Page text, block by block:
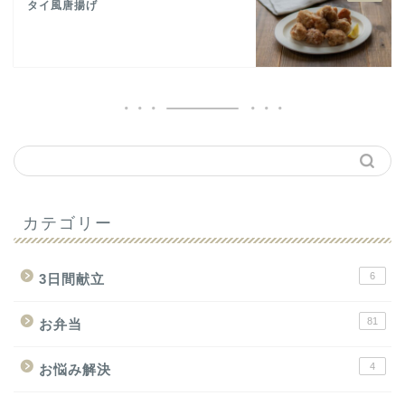
タイ風唐揚げ
カテゴリー
3日間献立 6
お弁当 81
お悩み解決 4